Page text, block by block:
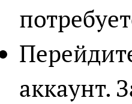
аккаунт.